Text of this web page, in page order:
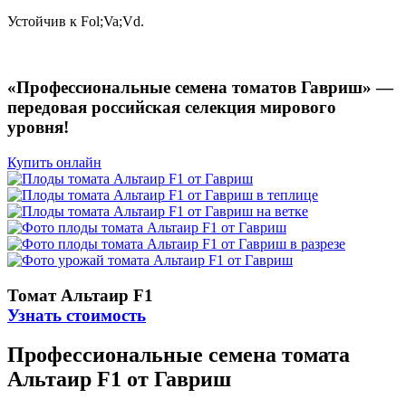
Устойчив к Fol;Va;Vd.
«Профессиональные семена томатов Гавриш» —
передовая российская селекция мирового
уровня!
Купить онлайн
Томат Альтаир F1
Узнать стоимость
Профессиональные семена томата
Альтаир F1 от Гавриш